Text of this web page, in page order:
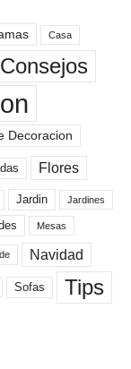
Casa
Consejos
Decoracion
Flores
Jardin Jardines
Mesas
Navidad
Sofas Tips